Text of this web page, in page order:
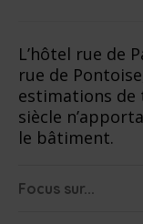
L’hôtel rue de
rue de
estimations de
siècle
le bâtiment.
Focus sur...